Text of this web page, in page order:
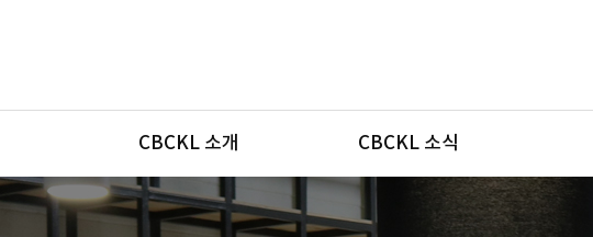
메뉴
CBCKL 소개 CBCKL 소식